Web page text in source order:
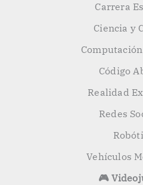
Carrera
Ciencia y
Código
Realidad
Redes
Vehículos
🎮